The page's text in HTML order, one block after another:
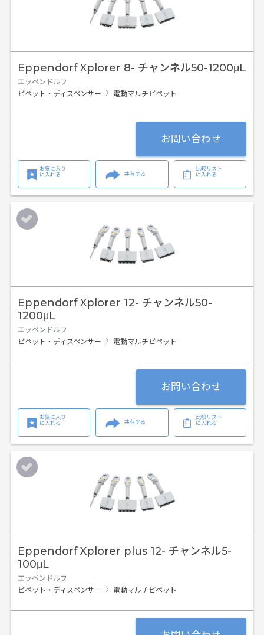
Eppendorf Xplorer 8- チャンネル50-1200μL
エッペンドルフ
ピペット・ディスペンサー
電動マルチピペット
お問い合わせ
お気に入り
に入れる
共有する
比較リスト
に入れる
Eppendorf Xplorer 12- チャンネル50-
1200μL
エッペンドルフ
ピペット・ディスペンサー
電動マルチピペット
お問い合わせ
お気に入り
に入れる
共有する
比較リスト
に入れる
Eppendorf Xplorer plus 12- チャンネル5-
100μL
エッペンドルフ
ピペット・ディスペンサー
電動マルチピペット